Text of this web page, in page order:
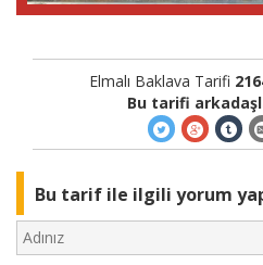
Elmalı Baklava Tarifi
Bu tarifi
Bu tarif ile ilgili yorum